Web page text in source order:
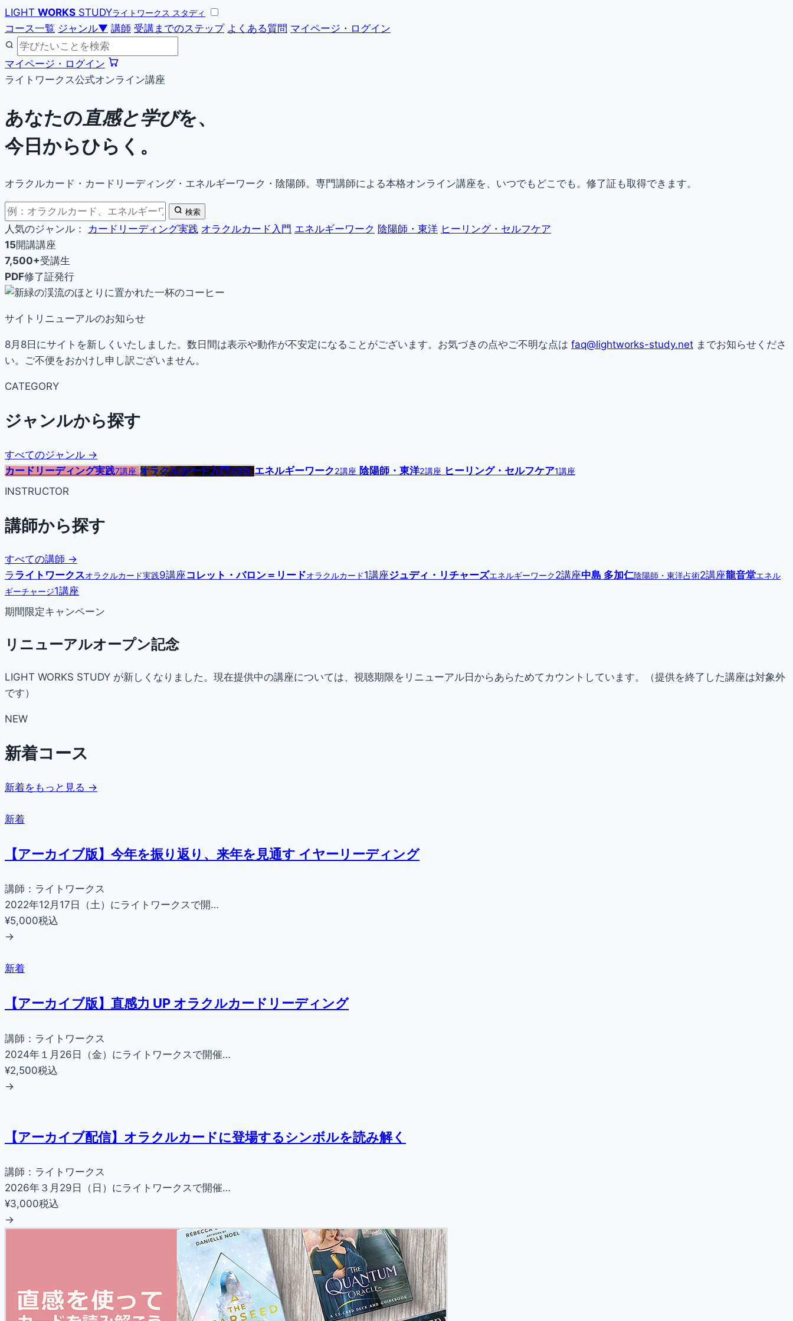
LIGHT WORKS STUDYライトワークス スタディ
コース一覧 ジャンル▼ 講師 受講までのステップ よくある質問 マイページ・ログイン
マイページ・ログイン
ライトワークス公式オンライン講座
あなたの直感と学びを、
今日からひらく。
オラクルカード・カードリーディング・エネルギーワーク・陰陽師。専門講師による本格オンライン講座を、いつでもどこでも。修了証も取得できます。
検索
人気のジャンル： カードリーディング実践 オラクルカード入門 エネルギーワーク 陰陽師・東洋 ヒーリング・セルフケア
15開講講座
7,500+受講生
PDF修了証発行
サイトリニューアルのお知らせ
8月8日にサイトを新しくいたしました。数日間は表示や動作が不安定になることがございます。お気づきの点やご不明な点は faq@lightworks-study.net までお知らせくださ
い。ご不便をおかけし申し訳ございません。
CATEGORY
ジャンルから探す
すべてのジャンル →
カードリーディング実践7講座 オラクルカード入門3講座 エネルギーワーク2講座 陰陽師・東洋2講座 ヒーリング・セルフケア1講座
INSTRUCTOR
講師から探す
すべての講師 →
ラ ライトワークスオラクルカード実践9講座コレット・バロン＝リードオラクルカード1講座ジュディ・リチャーズエネルギーワーク2講座中島 多加仁陰陽師・東洋占術2講座龍音堂エネル
ギーチャージ1講座
期間限定キャンペーン
リニューアルオープン記念
LIGHT WORKS STUDY が新しくなりました。現在提供中の講座については、視聴期限をリニューアル日からあらためてカウントしています。（提供を終了した講座は対象外
です）
NEW
新着コース
新着をもっと見る →
新着
【アーカイブ版】今年を振り返り、来年を見通す イヤーリーディング
講師：ライトワークス
2022年12月17日（土）にライトワークスで開…
¥5,000税込
→
新着
【アーカイブ版】直感力 UP オラクルカードリーディング
講師：ライトワークス
2024年１月26日（金）にライトワークスで開催…
¥2,500税込
→
【アーカイブ配信】オラクルカードに登場するシンボルを読み解く
講師：ライトワークス
2026年３月29日（日）にライトワークスで開催…
¥3,000税込
→